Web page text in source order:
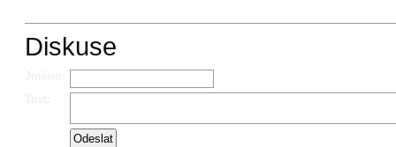
Diskuse